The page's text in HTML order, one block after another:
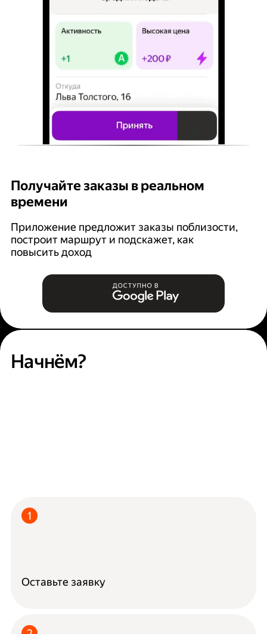
Получайте заказы в реальном
времени
Приложение предложит заказы поблизости,
построит маршрут и подскажет, как
повысить доход
Начнём?
Оставьте заявку